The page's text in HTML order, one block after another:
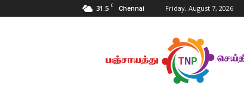
31.5 C Chennai Friday, August 7, 2026
Tnpanchayat